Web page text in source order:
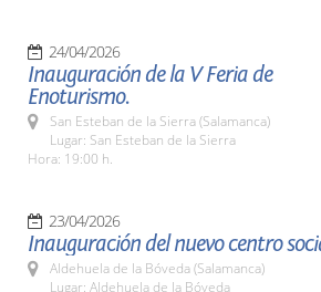
24/04/2026
Inauguración de la V Feria de
Enoturismo.
San Esteban de la Sierra (Salamanca)
Lugar: San Esteban de la Sierra
Hora: 19:00 h.
23/04/2026
Inauguración del nuevo centro
Aldehuela de la Bóveda (Salamanca)
Lugar: Aldehuela de la Bóveda